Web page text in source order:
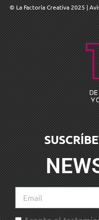
© La Factoria Creativa 2025 |